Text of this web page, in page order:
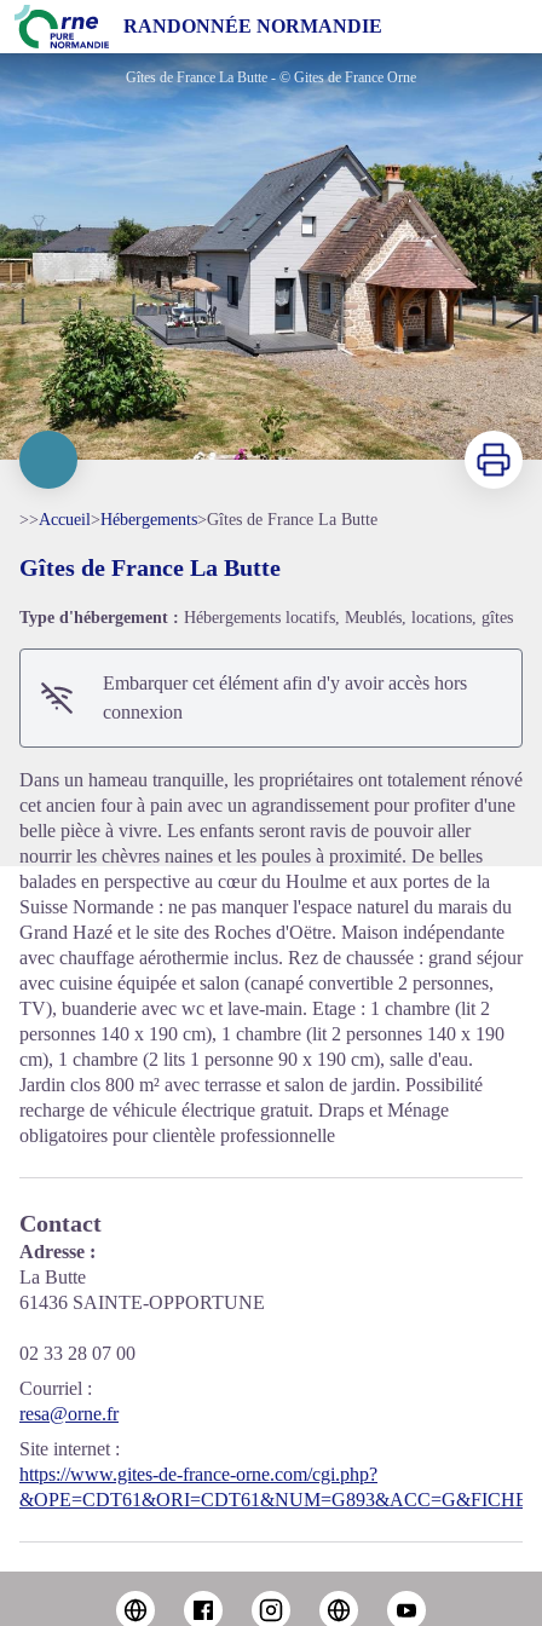
RANDONNÉE NORMANDIE
Gîtes de France La Butte
Gîtes de France La Butte - © Gites de France Orne
Voir l'image en plein écran
Imprimer
>>Accueil>Hébergements>Gîtes de France La Butte
Gîtes de France La Butte
Type d'hébergement : Hébergements locatifs, Meublés, locations, gîtes
Embarquer cet élément afin d'y avoir accès hors
connexion
Dans un hameau tranquille, les propriétaires ont totalement rénové
cet ancien four à pain avec un agrandissement pour profiter d'une
belle pièce à vivre. Les enfants seront ravis de pouvoir aller
nourrir les chèvres naines et les poules à proximité. De belles
balades en perspective au cœur du Houlme et aux portes de la
Suisse Normande : ne pas manquer l'espace naturel du marais du
Grand Hazé et le site des Roches d'Oëtre. Maison indépendante
avec chauffage aérothermie inclus. Rez de chaussée : grand séjour
avec cuisine équipée et salon (canapé convertible 2 personnes,
TV), buanderie avec wc et lave-main. Etage : 1 chambre (lit 2
personnes 140 x 190 cm), 1 chambre (lit 2 personnes 140 x 190
cm), 1 chambre (2 lits 1 personne 90 x 190 cm), salle d'eau.
Jardin clos 800 m² avec terrasse et salon de jardin. Possibilité
recharge de véhicule électrique gratuit. Draps et Ménage
obligatoires pour clientèle professionnelle
Contact
Adresse :
La Butte
61436 SAINTE-OPPORTUNE
02 33 28 07 00
Courriel :
resa@orne.fr
Site internet :
https://www.gites-de-france-orne.com/cgi.php?